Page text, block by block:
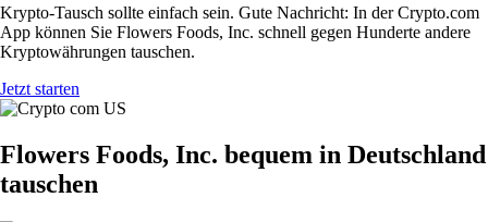
Krypto-Tausch sollte einfach sein. Gute Nachricht: In der Crypto.com
App können Sie Flowers Foods, Inc. schnell gegen Hunderte andere
Kryptowährungen tauschen.
Jetzt starten
Flowers Foods, Inc. bequem in Deutschland
tauschen